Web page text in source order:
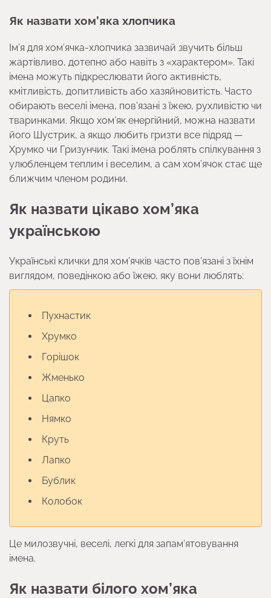
Як назвати хом’яка хлопчика
Ім’я для хом’ячка-хлопчика зазвичай звучить більш
жартівливо, дотепно або навіть з «характером». Такі
імена можуть підкреслювати його активність,
кмітливість, допитливість або хазяйновитість. Часто
обирають веселі імена, пов’язані з їжею, рухливістю чи
тваринками. Якщо хом’як енергійний, можна назвати
його Шустрик, а якщо любить гризти все підряд —
Хрумко чи Гризунчик. Такі імена роблять спілкування з
улюбленцем теплим і веселим, а сам хом’ячок стає ще
ближчим членом родини.
Як назвати цікаво хом’яка
українською
Українські клички для хом’ячків часто пов’язані з їхнім
виглядом, поведінкою або їжею, яку вони люблять:
Пухнастик
Хрумко
Горішок
Жменько
Цапко
Нямко
Круть
Лапко
Бублик
Колобок
Це милозвучні, веселі, легкі для запам’ятовування
імена.
Як назвати білого хом’яка